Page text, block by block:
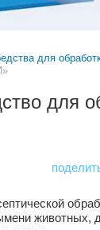
для
для
животных,